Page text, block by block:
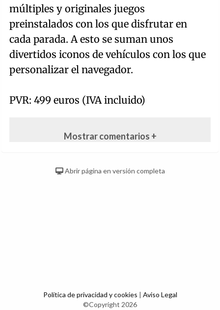
múltiples y originales juegos
preinstalados con los que disfrutar en
cada parada. A esto se suman unos
divertidos iconos de vehículos con los que
personalizar el navegador.
PVR: 499 euros (IVA incluido)
Mostrar comentarios +
Abrir página en versión completa
Política de privacidad y cookies | Aviso Legal
©Copyright 2026